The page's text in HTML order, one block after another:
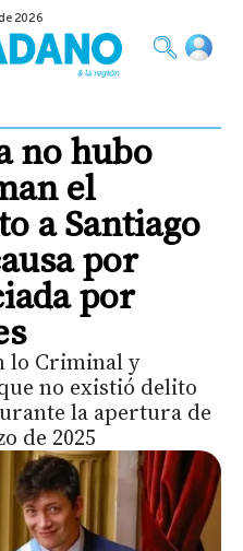
2026
no hubo
el
a Santiago
por
por
lo Criminal y
no existió delito
la apertura de
de 2025